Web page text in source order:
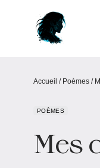
Accueil / Poèmes /
POÈMES
Mes